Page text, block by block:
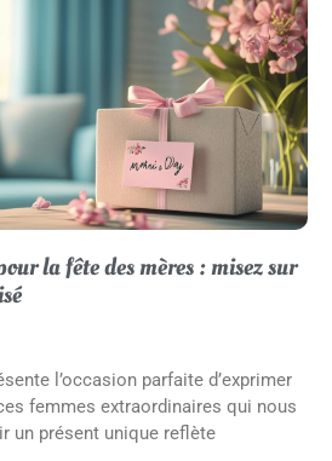
la fête des mères : misez sur
l’occasion parfaite d’exprimer
femmes extraordinaires qui nous
un présent unique reflète